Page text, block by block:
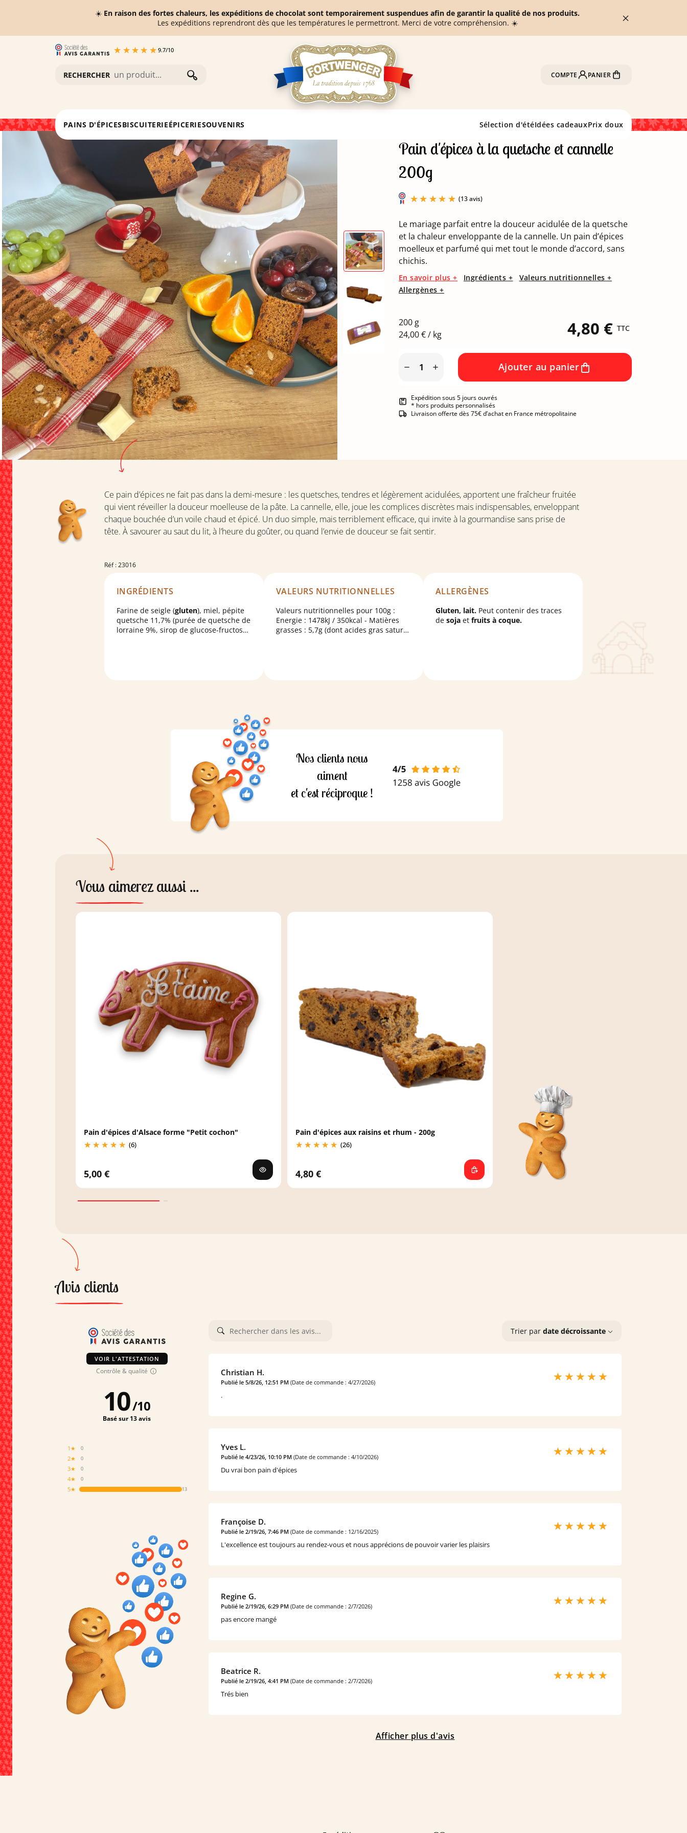
☀️ En raison des fortes chaleurs, les expéditions de chocolat sont temporairement suspendues afin de garantir la qualité de nos produits.
Les expéditions reprendront dès que les températures le permettront. Merci de votre compréhension. ☀️
RECHERCHER COMPTE PANIER
PAINS D'ÉPICESBISCUITERIEÉPICERIESOUVENIRS Sélection d'étéIdées cadeauxPrix doux
Pain d'épices à la quetsche et cannelle
200g
(13 avis)
Le mariage parfait entre la douceur acidulée de la quetsche
et la chaleur enveloppante de la cannelle. Un pain d’épices
moelleux et parfumé qui met tout le monde d’accord, sans
chichis.
En savoir plus + Ingrédients +
Valeurs nutritionnelles +
Allergènes +
200 g
24,00 € / kg
4,80 € TTC
  Ajouter au panier
Expédition sous 5 jours ouvrés
* hors produits personnalisés
Livraison offerte dès 75€ d’achat en France métropolitaine
Ce pain d’épices ne fait pas dans la demi-mesure : les quetsches, tendres et légèrement acidulées, apportent une fraîcheur fruitée
qui vient réveiller la douceur moelleuse de la pâte. La cannelle, elle, joue les complices discrètes mais indispensables, enveloppant
chaque bouchée d’un voile chaud et épicé. Un duo simple, mais terriblement efficace, qui invite à la gourmandise sans prise de
tête. À savourer au saut du lit, à l’heure du goûter, ou quand l’envie de douceur se fait sentir.
Réf : 23016
INGRÉDIENTS
Farine de seigle (gluten), miel, pépite
quetsche 11,7% (purée de quetsche de
lorraine 9%, sirop de glucose-fructose,
bicarbonate d'ammonium, phosphate
VALEURS NUTRITIONNELLES
Valeurs nutritionnelles pour 100g :
Energie : 1478kJ / 350kcal - Matières
grasses : 5,7g (dont acides gras saturés
ALLERGÈNES
Gluten, lait. Peut contenir des traces
de soja et fruits à coque.
Nos clients nous
aiment
et c'est réciproque !
Vous aimerez aussi ...
Pain d'épices d'Alsace forme "Petit cochon"
(6)
5,00 €
Pain d'épices aux raisins et rhum - 200g
(26)
4,80 €
Avis clients
VOIR L'ATTESTATION
Contrôle & qualité
0
1★
0
2★
0
3★
0
4★
13
5★
10/10
Basé sur 13 avis
Trier par date décroissante
Christian H.
Publié le 5/8/26, 12:51 PM (Date de commande : 4/27/2026)
.
Yves L.
Publié le 4/23/26, 10:10 PM (Date de commande : 4/10/2026)
Du vrai bon pain d'épices
Françoise D.
Publié le 2/19/26, 7:46 PM (Date de commande : 12/16/2025)
L'excellence est toujours au rendez-vous et nous apprécions de pouvoir varier les plaisirs
Regine G.
Publié le 2/19/26, 6:29 PM (Date de commande : 2/7/2026)
pas encore mangé
Beatrice R.
Publié le 2/19/26, 4:41 PM (Date de commande : 2/7/2026)
Trés bien
Afficher plus d'avis